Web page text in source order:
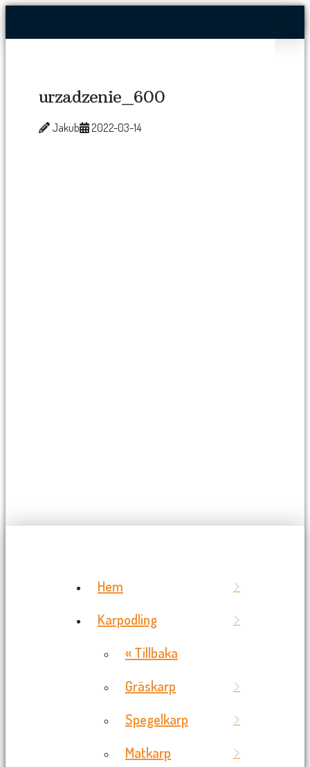
urzadzenie_600
Jakub 2022-03-14
Hem
Karpodling
« Tillbaka
Gräskarp
Spegelkarp
Matkarp